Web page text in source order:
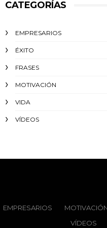
CATEGORÍAS
EMPRESARIOS
ÉXITO‬
FRASES
MOTIVACIÓN
VIDA
VÍDEOS
EMPRESARIOS
VÍDEOS